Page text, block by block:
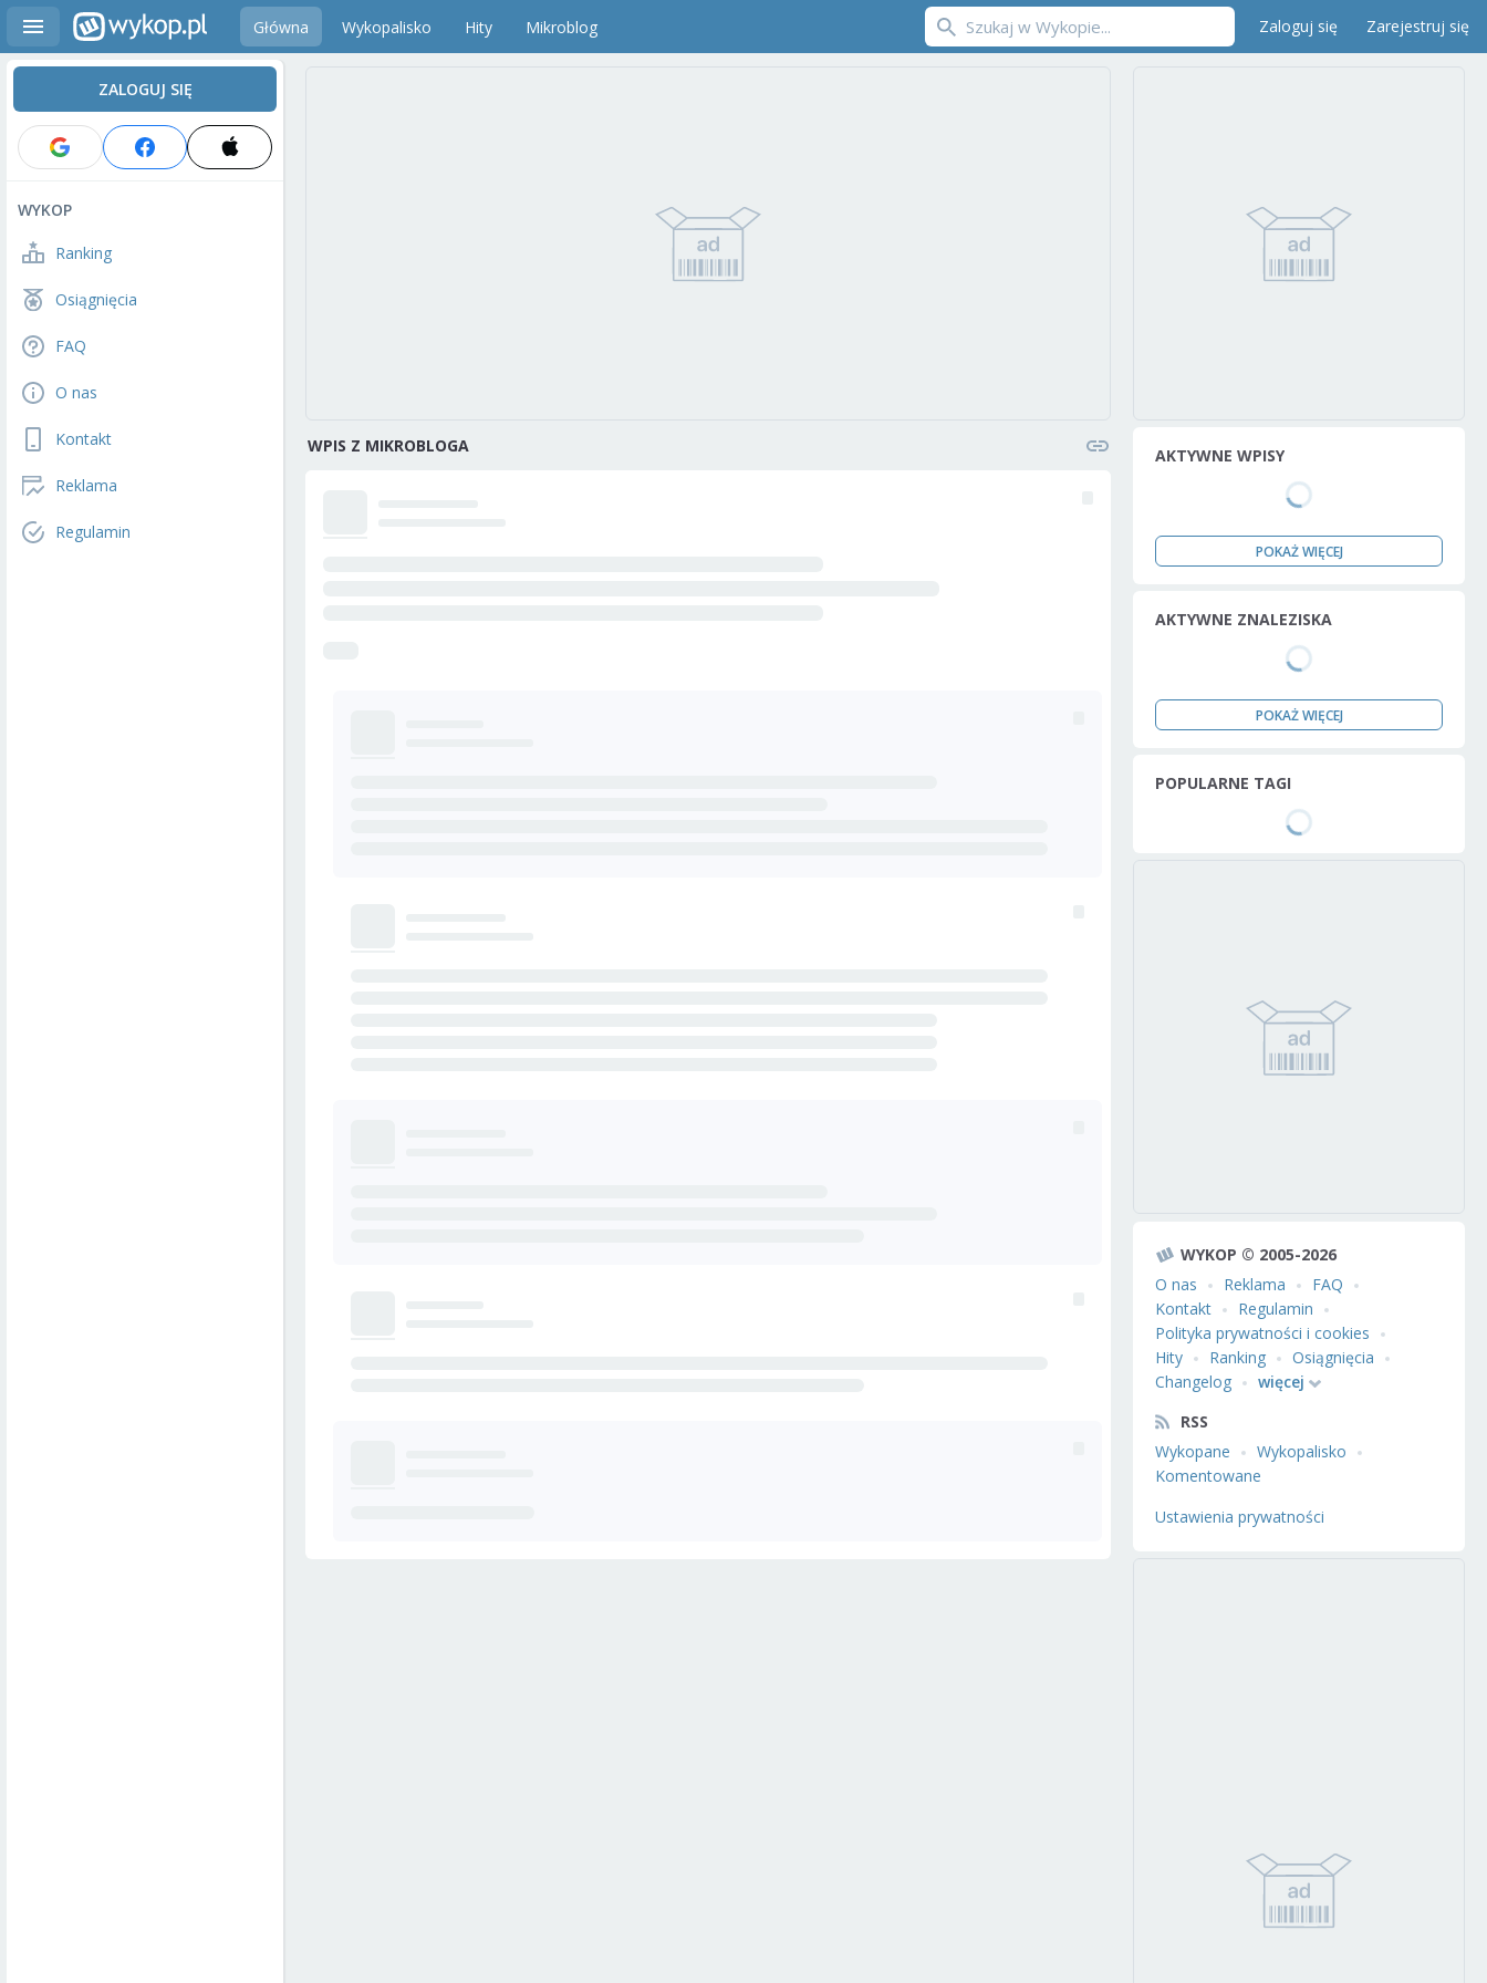
Główna Wykopalisko Hity Mikroblog Zaloguj się Zarejestruj się
ZALOGUJ SIĘ
WYKOP
Ranking
Osiągnięcia
FAQ
O nas
Kontakt
Reklama
Regulamin
WPIS Z MIKROBLOGA AKTYWNE WPISY
POKAŻ WIĘCEJ
AKTYWNE ZNALEZISKA
POKAŻ WIĘCEJ
POPULARNE TAGI
WYKOP © 2005-2026
O nas
Reklama
FAQ
Kontakt
Regulamin
Polityka prywatności i cookies
Hity
Ranking
Osiągnięcia
Changelog
więcej
RSS
Wykopane
Wykopalisko
Komentowane
Ustawienia prywatności